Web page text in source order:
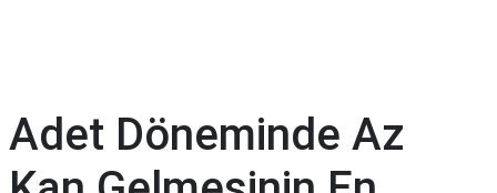
Tıp
Sözlüğü
Adet Döneminde Az